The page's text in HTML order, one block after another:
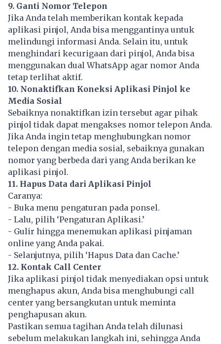
9. Ganti Nomor Telepon
Jika Anda telah memberikan kontak kepada
aplikasi pinjol, Anda bisa menggantinya untuk
melindungi informasi Anda. Selain itu, untuk
menghindari kecurigaan dari pinjol, Anda bisa
menggunakan dual WhatsApp agar nomor Anda
tetap terlihat aktif.
10. Nonaktifkan Koneksi Aplikasi Pinjol ke
Media Sosial
Sebaiknya nonaktifkan izin tersebut agar pihak
pinjol tidak dapat mengakses nomor telepon Anda.
Jika Anda ingin tetap menghubungkan nomor
telepon dengan media sosial, sebaiknya gunakan
nomor yang berbeda dari yang Anda berikan ke
aplikasi pinjol.
11. Hapus Data dari Aplikasi Pinjol
Caranya:
- Buka menu pengaturan pada ponsel.
- Lalu, pilih ‘Pengaturan Aplikasi.’
- Gulir hingga menemukan aplikasi pinjaman
online yang Anda pakai.
- Selanjutnya, pilih ‘Hapus Data dan Cache.’
12. Kontak Call Center
Jika aplikasi pinjol tidak menyediakan opsi untuk
menghapus akun, Anda bisa menghubungi call
center yang bersangkutan untuk meminta
penghapusan akun.
Pastikan semua tagihan Anda telah dilunasi
sebelum melakukan langkah ini, sehingga Anda